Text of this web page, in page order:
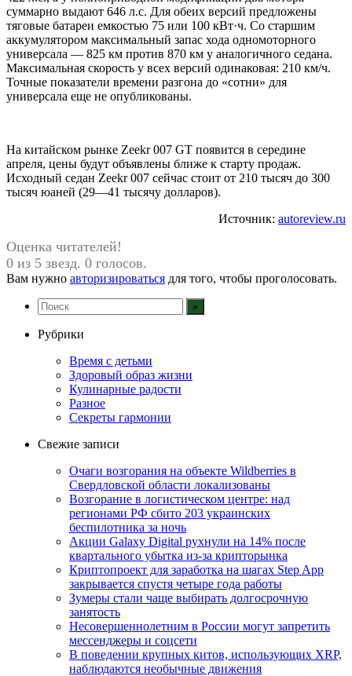
суммарно выдают 646 л.с. Для обеих версий предложены
тяговые батареи емкостью 75 или 100 кВт·ч. Со старшим
аккумулятором максимальный запас хода одномоторного
универсала — 825 км против 870 км у аналогичного седана.
Максимальная скорость у всех версий одинаковая: 210 км/ч.
Точные показатели времени разгона до «сотни» для
универсала еще не опубликованы.
На китайском рынке Zeekr 007 GT появится в середине
апреля, цены будут объявлены ближе к старту продаж.
Исходный седан Zeekr 007 сейчас стоит от 210 тысяч до 300
тысяч юаней (29—41 тысячу долларов).
Источник: autoreview.ru
Оценка читателей!
0 из 5 звезд. 0 голосов.
Вам нужно авторизироваться для того, чтобы проголосовать.
Рубрики
Время с детьми
Здоровый образ жизни
Кулинарные радости
Разное
Секреты гармонии
Свежие записи
Очаги возгорания на объекте Wildberries в
Свердловской области локализованы
Возгорание в логистическом центре: над
регионами РФ сбито 203 украинских
беспилотника за ночь
Акции Galaxy Digital рухнули на 14% после
квартального убытка из-за крипторынка
Криптопроект для заработка на шагах Step App
закрывается спустя четыре года работы
Зумеры стали чаще выбирать долгосрочную
занятость
Несовершеннолетним в России могут запретить
мессенджеры и соцсети
В поведении крупных китов, использующих XRP,
наблюдаются необычные движения